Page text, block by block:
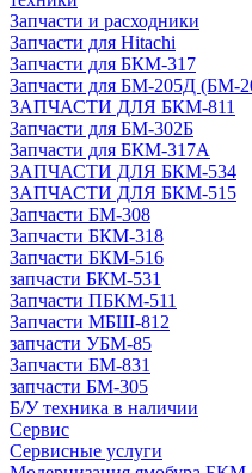
Запчасти и расходники
Запчасти для Hitachi
Запчасти для БКМ-317
Запчасти для БМ-205Д (БМ-
ЗАПЧАСТИ ДЛЯ БКМ-811
Запчасти для БМ-302Б
Запчасти для БКМ-317А
ЗАПЧАСТИ ДЛЯ БКМ-534
ЗАПЧАСТИ ДЛЯ БКМ-515
Запчасти БМ-308
Запчасти БКМ-318
Запчасти БКМ-516
запчасти БКМ-531
Запчасти ПБКМ-511
Запчасти МБШ-812
запчасти УБМ-85
Запчасти БМ-831
запчасти БМ-305
Б/У техника в наличии
Сервис
Сервисные услуги